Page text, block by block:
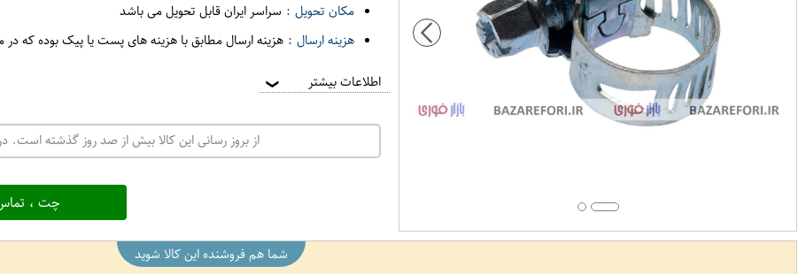
مکان تحویل : سراسر ایران قابل تحویل می باشد
هزینه ارسال : هزینه ارسال مطابق با هزینه های پست یا پیک بوده که
اطلاعات بیشتر ❯
از بروز رسانی این کالا بیش از صد روز گذشته است.
چت ،
شما هم فروشنده این کالا شوید